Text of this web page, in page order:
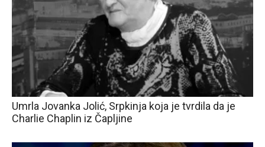
Umrla Jovanka Jolić, Srpkinja koja je tvrdila da je
Charlie Chaplin iz Čapljine